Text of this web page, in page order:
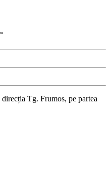
Tg. Frumos, pe partea